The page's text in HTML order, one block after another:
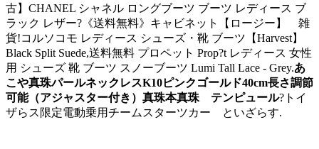
古】CHANEL シャネル ロングブーツ ブーツ レディース ブ
ラック レザー?《送料無料》キャビネット【ロージー】 雑
貨!コルソコモ レディース シューズ・靴 ブーツ【Harvest】
Black Split Suede,送料無料 プロペット Prop?t レディース 女性
用 シューズ 靴 ブーツ スノーブーツ Lumi Tall Lace - Grey.あ
こや真珠パールネックレスK10ピンクゴールド40cm長さ調節
可能（アジャスター付き）真珠本真珠 テンピュール?トイ
ザらス限定電動乗用チームスターツカー といざらす.